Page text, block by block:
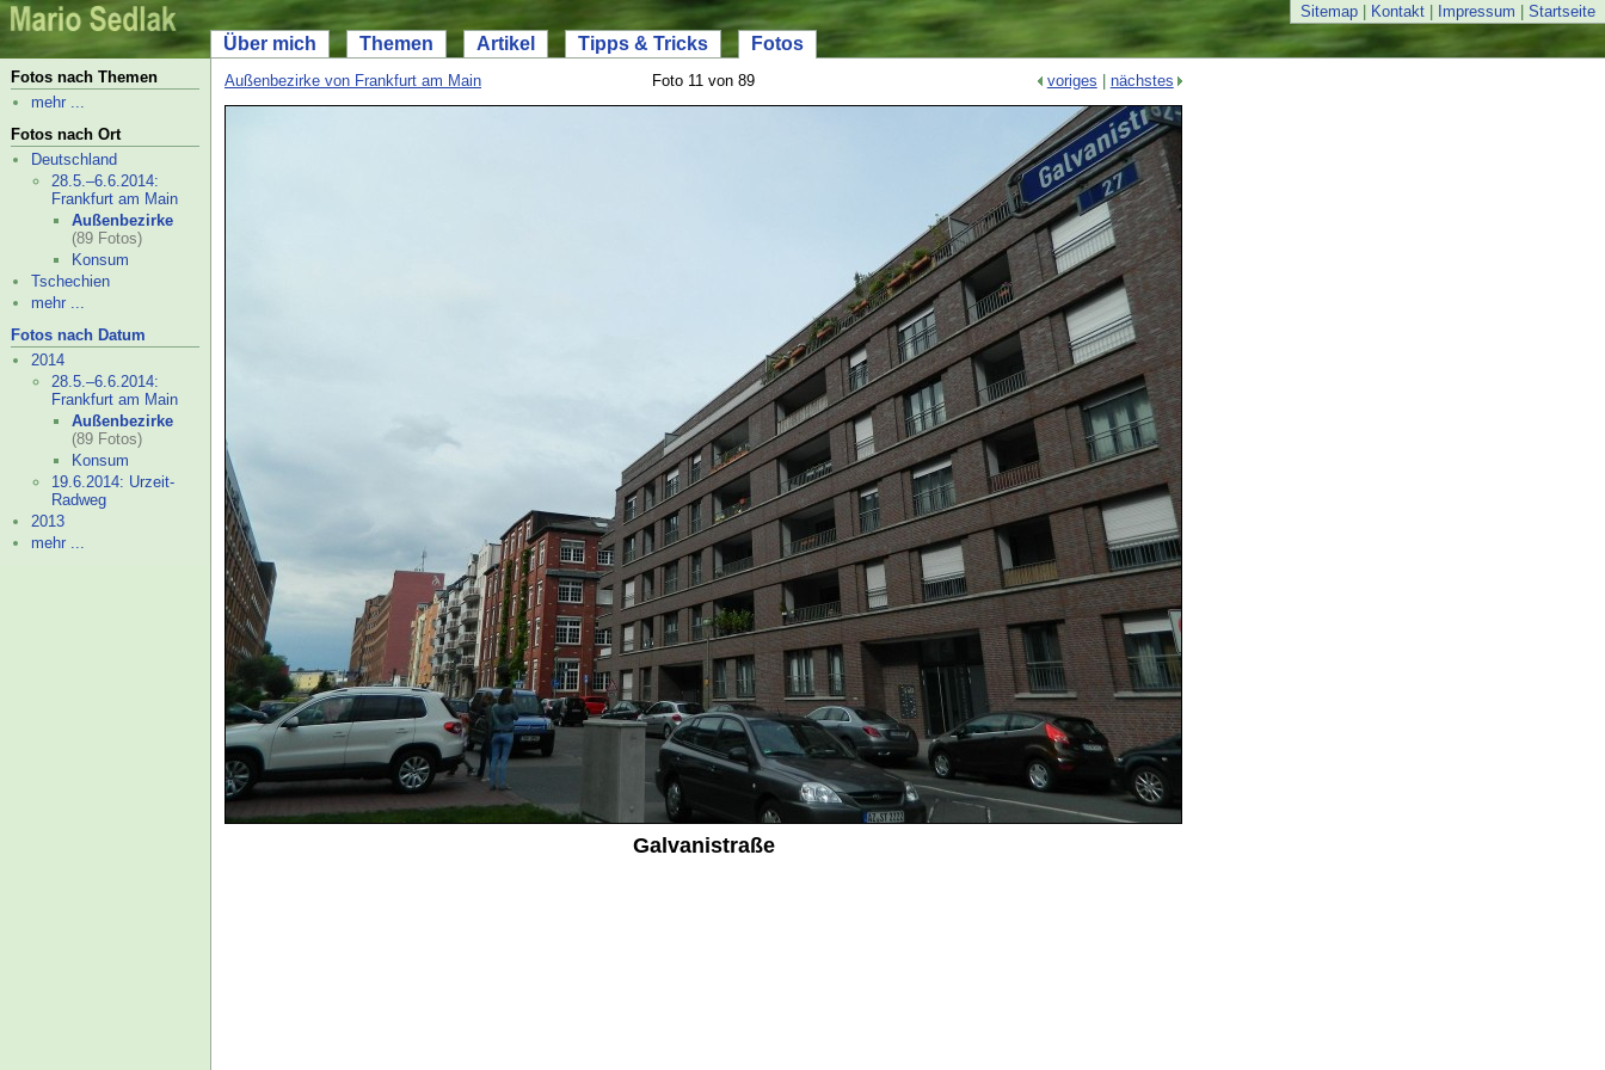
Sitemap Kontakt Impressum Startseite
Über mich Themen Artikel Tipps & Tricks Fotos
Fotos nach Themen
mehr ...
Fotos nach Ort
Deutschland
28.5.–6.6.2014:
Frankfurt am Main
Außenbezirke
(89 Fotos)
Konsum
Tschechien
mehr ...
Fotos nach Datum
2014
28.5.–6.6.2014:
Frankfurt am Main
Außenbezirke
(89 Fotos)
Konsum
19.6.2014: Urzeit-
Radweg
2013
mehr ...
Außenbezirke von Frankfurt am Main Foto 11 von 89 voriges nächstes
Galvanistraße